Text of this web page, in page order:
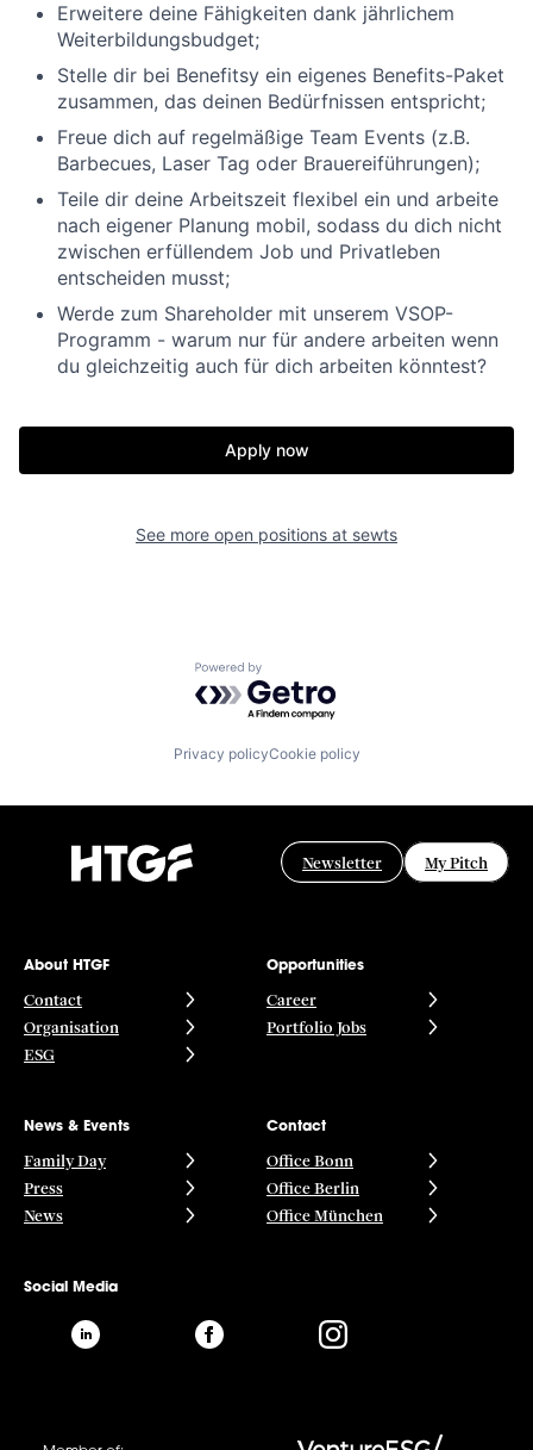
Erweitere deine Fähigkeiten dank jährlichem
Weiterbildungsbudget;
Stelle dir bei Benefitsy ein eigenes Benefits-Paket
zusammen, das deinen Bedürfnissen entspricht;
Freue dich auf regelmäßige Team Events (z.B.
Barbecues, Laser Tag oder Brauereiführungen);
Teile dir deine Arbeitszeit flexibel ein und arbeite
nach eigener Planung mobil, sodass du dich nicht
zwischen erfüllendem Job und Privatleben
entscheiden musst;
Werde zum Shareholder mit unserem VSOP-
Programm - warum nur für andere arbeiten wenn
du gleichzeitig auch für dich arbeiten könntest?
Apply now
See more open positions at sewts
Powered by Getro.com
Privacy policyCookie policy
Newsletter My Pitch
About HTGF
Contact
Organisation
ESG
Opportunities
Career
Portfolio Jobs
News & Events
Family Day
Press
News
Contact
Office Bonn
Office Berlin
Office München
Social Media